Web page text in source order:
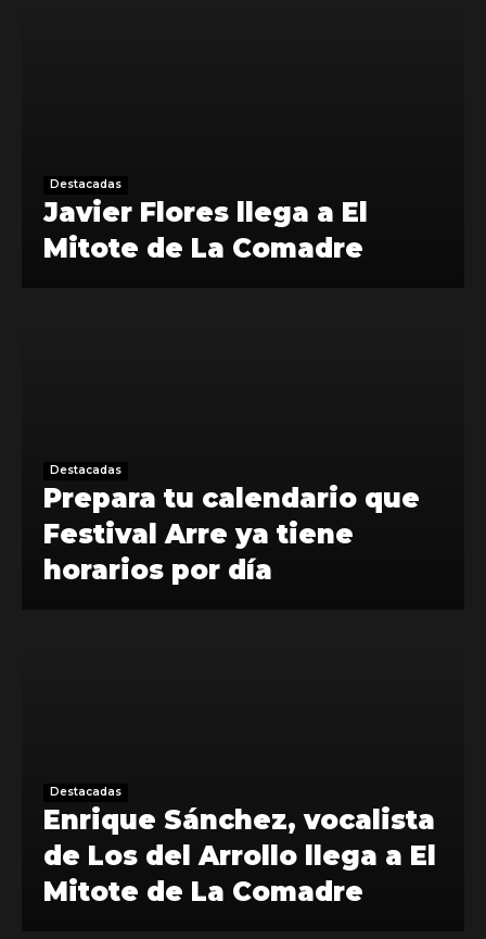
Destacadas
Javier Flores llega a El
Mitote de La Comadre
Destacadas
Prepara tu calendario que
Festival Arre ya tiene
horarios por día
Destacadas
Enrique Sánchez, vocalista
de Los del Arrollo llega a El
Mitote de La Comadre